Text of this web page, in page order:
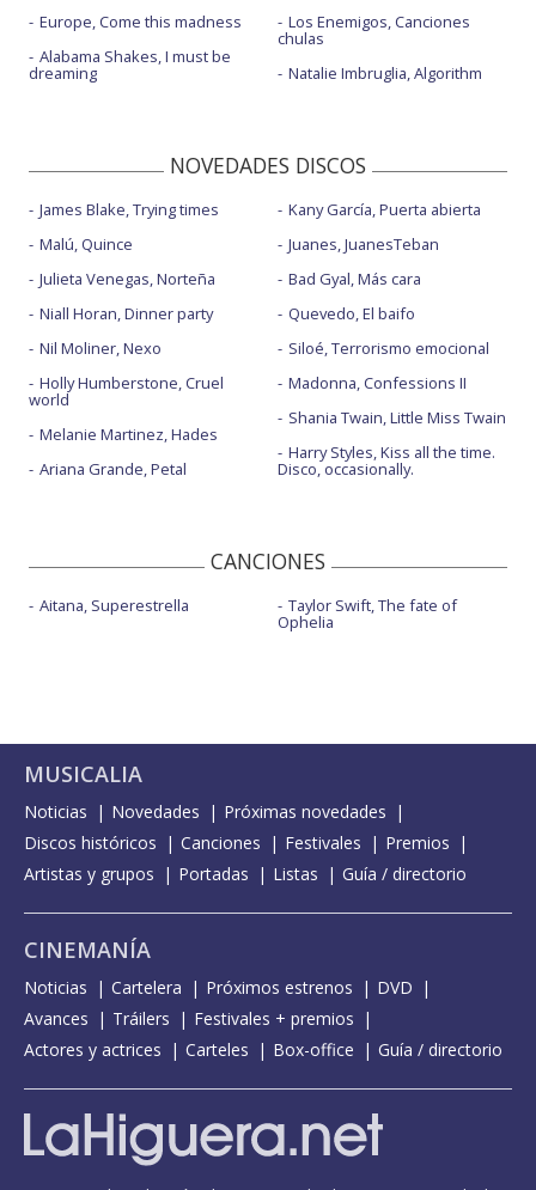
Europe, Come this madness
Alabama Shakes, I must be
dreaming
Los Enemigos, Canciones
chulas
Natalie Imbruglia, Algorithm
NOVEDADES DISCOS
James Blake, Trying times
Malú, Quince
Julieta Venegas, Norteña
Niall Horan, Dinner party
Nil Moliner, Nexo
Holly Humberstone, Cruel
world
Melanie Martinez, Hades
Ariana Grande, Petal
Kany García, Puerta abierta
Juanes, JuanesTeban
Bad Gyal, Más cara
Quevedo, El baifo
Siloé, Terrorismo emocional
Madonna, Confessions II
Shania Twain, Little Miss Twain
Harry Styles, Kiss all the time.
Disco, occasionally.
CANCIONES
Aitana, Superestrella Taylor Swift, The fate of
Ophelia
MUSICALIA
Noticias Novedades
Próximas novedades
Discos históricos
Canciones Festivales
Premios
Artistas y grupos
Portadas Listas Guía / directorio
CINEMANÍA
Noticias Cartelera Próximos estrenos
DVD
Avances
Tráilers
Festivales + premios
Actores y actrices
Carteles Box-office Guía / directorio